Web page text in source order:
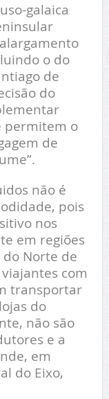
galaica
o do
de
do
permitem o
de
não é
pois
nos
em regiões
do Norte de
com
transportar
do
não são
e a
em
do Eixo,